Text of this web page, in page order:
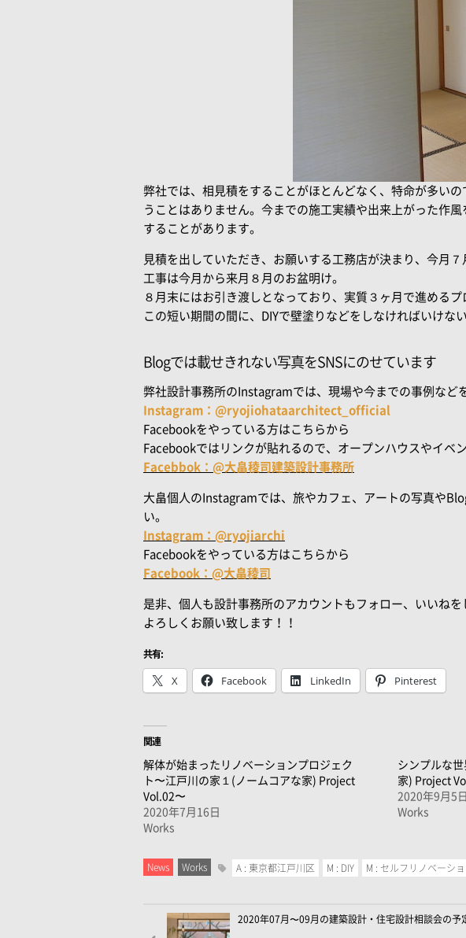
弊社では、相見積をすることがほとんどなく、特命が多い
うことはありません。今までの施工実績や出来上がった作
することがあります。
見積を出していただき、お願いする工務店が決まり、今月７
工事は今月から来月８月のお盆明け。
８月末にはお引き渡しとなっており、実質３ヶ月で進めるプ
この短い期間の間に、DIYで壁塗りなどをしなければいけな
Blogでは載せきれない写真をSNSにのせています
弊社設計事務所のInstagramでは、現場や今までの事例など
Instagram：@ryojiohataarchitect_official
Facebookをやっている方はこちらから
Facebookではリンクが貼れるので、オープンハウスやイベ
Facebbok：@大畠稜司建築設計事務所
大畠個人のInstagramでは、旅やカフェ、アートの写真や
い。
Instagram：@ryojiarchi
Facebookをやっている方はこちらから
Facebook：@大畠稜司
是非、個人も設計事務所のアカウントもフォロー、いいね
よろしくお願い致します！！
共有:
X Facebook LinkedIn Pinterest
関連
解体が始まったリノベーションプロジェク
ト〜江戸川の家１(ノームコアな家) Project
Vol.02〜
2020年7月16日
Works
シンプルな
家) Project
2020年9月5日
Works
News Works A : 東京都江戸川区 M : DIY M : セルフリノベーシ
2020年07月〜09月の建築設計・住宅設計相談会の予